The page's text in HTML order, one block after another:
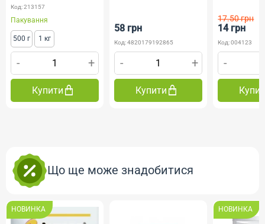
Код: 213157
Пакування
500 г 1 кг
- +
Купити
58 грн
Код: 4820179192865
- +
Купити
17.50 грн
14 грн
Код: 004123
-
Що ще може знадобитися
НОВИНКА НОВИНКА